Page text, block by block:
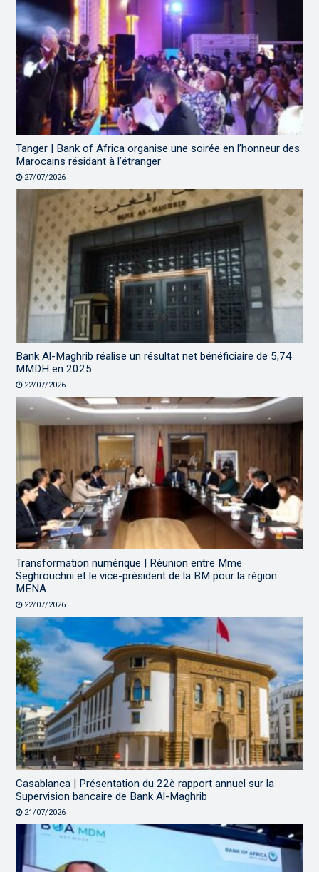
Tanger | Bank of Africa organise une soirée en l’honneur des
Marocains résidant à l’étranger
27/07/2026
Bank Al-Maghrib réalise un résultat net bénéficiaire de 5,74
MMDH en 2025
22/07/2026
Transformation numérique | Réunion entre Mme
Seghrouchni et le vice-président de la BM pour la région
MENA
22/07/2026
Casablanca | Présentation du 22è rapport annuel sur la
Supervision bancaire de Bank Al-Maghrib
21/07/2026